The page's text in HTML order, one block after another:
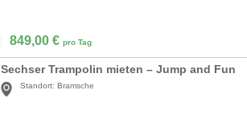
849,00 € pro Tag
Sechser Trampolin mieten – Jump and Fun
Standort: Bramsche